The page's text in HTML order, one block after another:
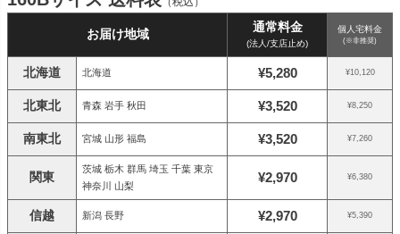
お届け地域 通常料金
(法人/支店止め)
個人宅料金
(※非推奨)
北海道 北海道 ¥5,280 ¥10,120
北東北 青森 岩手 秋田 ¥3,520 ¥8,250
南東北 宮城 山形 福島 ¥3,520 ¥7,260
関東
茨城 栃木 群馬 埼玉 千葉 東京
神奈川 山梨
¥2,970 ¥6,380
信越 新潟 長野 ¥2,970 ¥5,390